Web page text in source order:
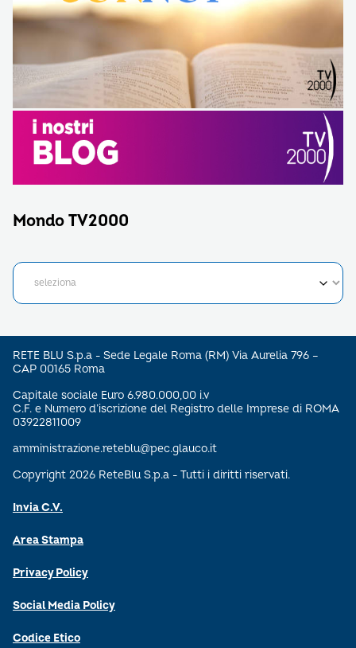
Mondo TV2000
RETE BLU S.p.a - Sede Legale Roma (RM) Via Aurelia 796 –
CAP 00165 Roma
Capitale sociale Euro 6.980.000,00 i.v
C.F. e Numero d’iscrizione del Registro delle Imprese di ROMA
03922811009
amministrazione.reteblu@pec.glauco.it
Copyright 2026 ReteBlu S.p.a - Tutti i diritti riservati.
Invia C.V.
Area Stampa
Privacy Policy
Social Media Policy
Codice Etico